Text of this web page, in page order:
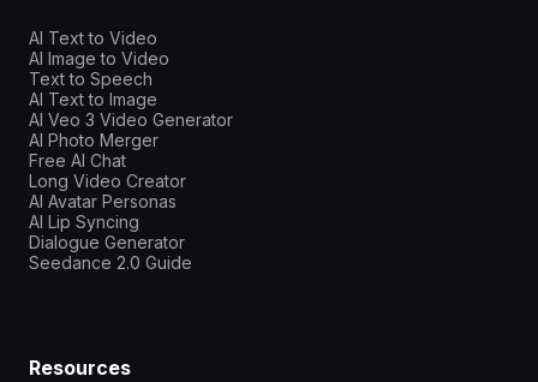
AI Text to Video
AI Image to Video
Text to Speech
AI Text to Image
AI Veo 3 Video Generator
AI Photo Merger
Free AI Chat
Long Video Creator
AI Avatar Personas
AI Lip Syncing
Dialogue Generator
Seedance 2.0 Guide
Resources